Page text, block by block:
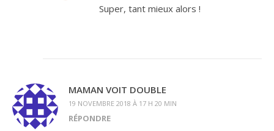
Super, tant mieux alors !
MAMAN VOIT DOUBLE
19 NOVEMBRE 2018 À 17 H 20 MIN
RÉPONDRE